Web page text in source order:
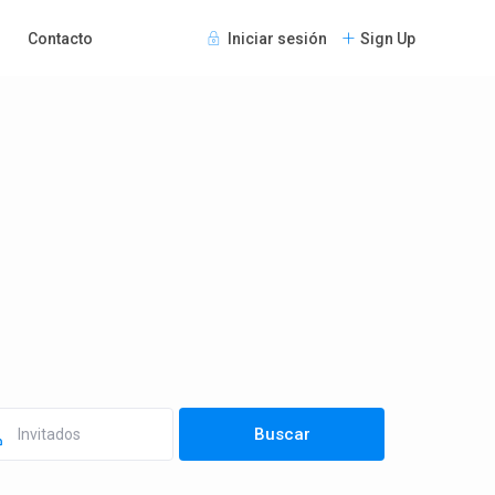
Contacto Iniciar sesión Sign Up